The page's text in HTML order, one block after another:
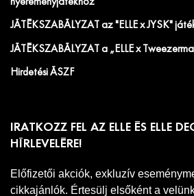
JÁTÉKSZABÁLYZAT az "ELLE x JYSK"
JÁTÉKSZABÁLYZAT a „ELLE x
Hirdetési ÁSZF
IRATKOZZ FEL AZ ELLE ÉS ELLE
HÍRLEVELÉRE!
Előfizetői akciók, exkluzív
cikkajánlók. Értesülj elsőként a